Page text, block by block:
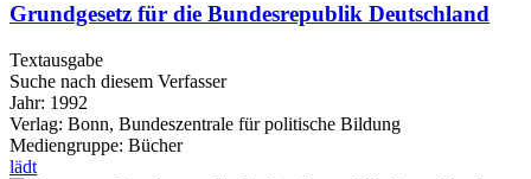
Grundgesetz für die Bundesrepublik Deutschland
Textausgabe
Suche nach diesem Verfasser
Jahr: 1992
Verlag: Bonn, Bundeszentrale für politische Bildung
Mediengruppe: Bücher
lädt